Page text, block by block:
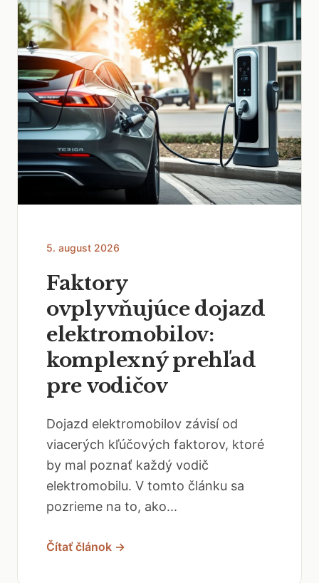
5. august 2026
Faktory
ovplyvňujúce dojazd
elektromobilov:
komplexný prehľad
pre vodičov
Dojazd elektromobilov závisí od
viacerých kľúčových faktorov, ktoré
by mal poznať každý vodič
elektromobilu. V tomto článku sa
pozrieme na to, ako...
Čítať článok →